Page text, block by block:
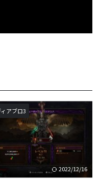
アブロ3
2022/12/16